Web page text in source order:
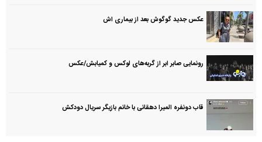
عکس جدید گوگوش بعد از بیماری اش
رونمایی صابر ابر از گربه‌های لوکس و کمیابش/عکس
قاب دونفره المیرا دهقانی با خانم بازیگر سریال دودکش